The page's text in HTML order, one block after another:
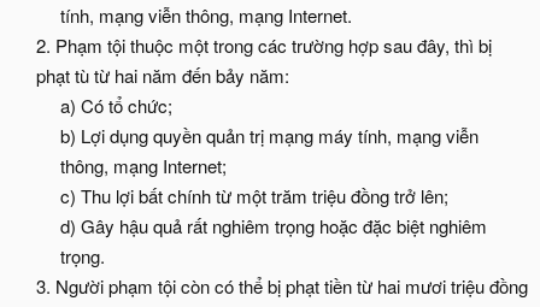
tính, mạng viễn thông, mạng Internet.​
2. Phạm tội thuộc một trong các trường hợp sau đây, thì bị
phạt tù từ hai năm đến bảy năm:
a) Có tổ chức;
b) Lợi dụng quyền quản trị mạng máy tính, mạng viễn
thông, mạng Internet;
c) Thu lợi bất chính từ một trăm triệu đồng trở lên;
d) Gây hậu quả rất nghiêm trọng hoặc đặc biệt nghiêm
trọng.​
3. Người phạm tội còn có thể bị phạt tiền từ hai mươi triệu đồng